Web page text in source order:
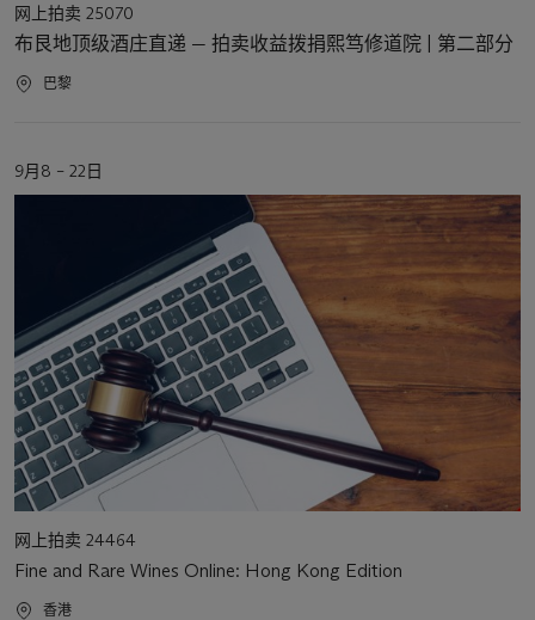
活
动
类
型
网上拍卖 25070
布艮地顶级酒庄直递 — 拍卖收益拨捐熙笃修道院 | 第二部分
活
巴黎
活
动
9月8 – 22日
活
动
类
型
网上拍卖 24464
Fine and Rare Wines Online: Hong Kong Edition
活
香港